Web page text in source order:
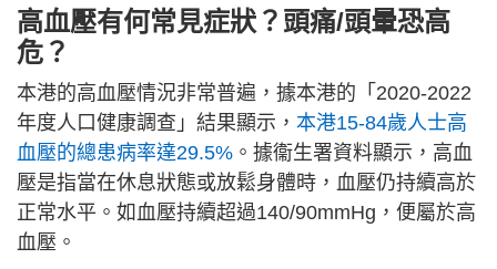
高血壓有何常見症狀？頭痛/頭暈恐高
危？
本港的高血壓情況非常普遍，據本港的「2020-2022
年度人口健康調查」結果顯示， 本港15-84歲人士高
血壓的總患病率達29.5% 。據衞生署資料顯示，高血
壓是指當在休息狀態或放鬆身體時，血壓仍持續高於
正常水平。如血壓持續超過140/90mmHg，便屬於高
血壓。